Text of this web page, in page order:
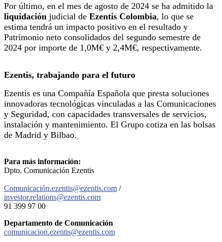
Por último, en el mes de agosto de 2024 se ha admitido la
liquidación judicial de Ezentis Colombia, lo que se
estima tendrá un impacto positivo en el resultado y
Patrimonio neto consolidados del segundo semestre de
2024 por importe de 1,0M€ y 2,4M€, respectivamente.
Ezentis, trabajando para el futuro
Ezentis es una Compañía Española que presta soluciones
innovadoras tecnológicas vinculadas a las Comunicaciones
y Seguridad, con capacidades transversales de servicios,
instalación y mantenimiento. El Grupo cotiza en las bolsas
de Madrid y Bilbao.
Para más información:
Dpto. Comunicación Ezentis
Comunicación.ezentis@ezentis.com /
investor.relations@ezentis.com
91 399 97 00
Departamento de Comunicación
comunicacion.ezentis@ezentis.com